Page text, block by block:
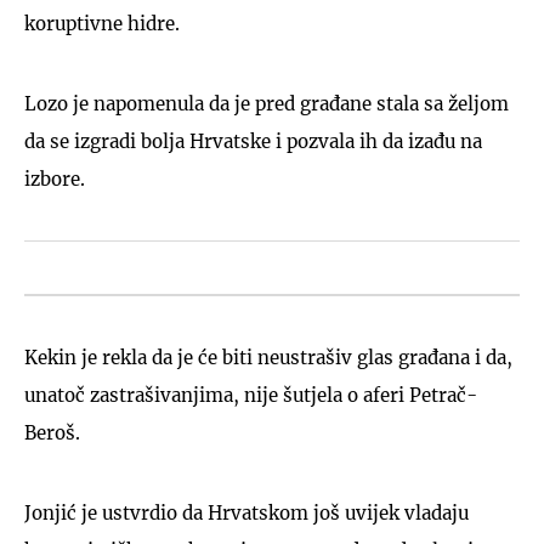
koruptivne hidre.
Lozo je napomenula da je pred građane stala sa željom
da se izgradi bolja Hrvatske i pozvala ih da izađu na
izbore.
Kekin je rekla da je će biti neustrašiv glas građana i da,
unatoč zastrašivanjima, nije šutjela o aferi Petrač-
Beroš.
Jonjić je ustvrdio da Hrvatskom još uvijek vladaju